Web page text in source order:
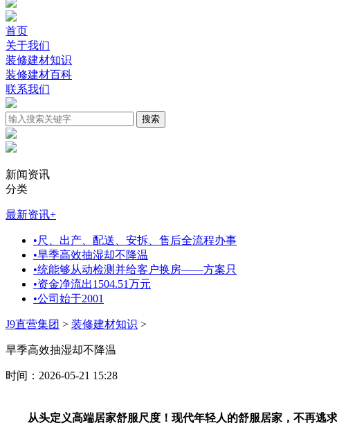
首页
关于我们
装修建材知识
装修建材百科
联系我们
新闻资讯
分类
最新资讯+
•尺、出产、配送、安拆、售后全流程办事
•旱季高效抽湿却不降温
•统能够从动检测并给客户换房——方案只
•资金净流出1504.51万元
•公司始于2001
J9直营集团 > 装修建材知识 >
旱季高效抽湿却不降温
时间：2026-05-21 15:28
从头定义高端居家舒服尺度！现代年轻人的舒服居家，不再逃求